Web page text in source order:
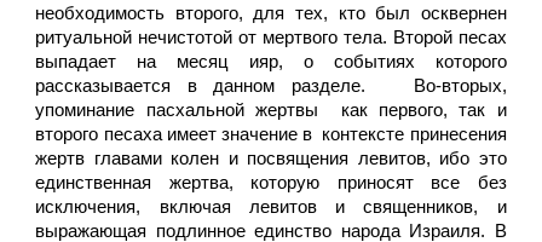
необходимость второго, для тех, кто был осквернен
ритуальной нечистотой от мертвого тела. Второй песах
выпадает на месяц ияр, о событиях которого
рассказывается в данном разделе. Во-вторых,
упоминание пасхальной жертвы как первого, так и
второго песаха имеет значение в контексте принесения
жертв главами колен и посвящения левитов, ибо это
единственная жертва, которую приносят все без
исключения, включая левитов и священников, и
выражающая подлинное единство народа Израиля. В